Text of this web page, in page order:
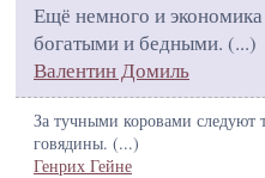
Ещё немного и
богатыми и бедными. (...)
Валентин Домиль
За тучными коровами следуют
говядины. (...)
Генрих Гейне